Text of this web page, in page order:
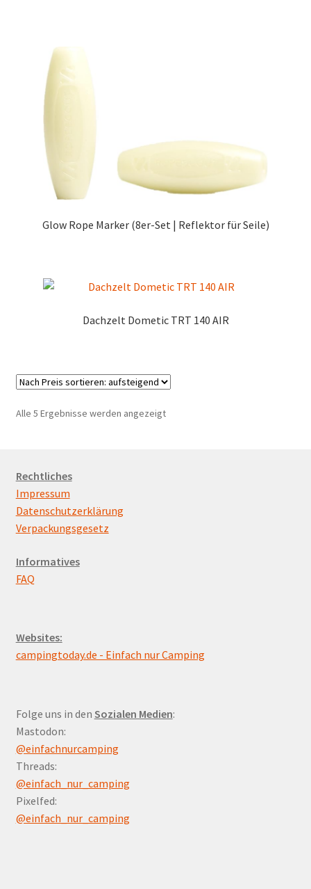
Glow Rope Marker (8er-Set | Reflektor für Seile)
Dachzelt Dometic TRT 140 AIR
Alle 5 Ergebnisse werden angezeigtNach
Rechtliches
Impressum
Datenschutzerklärung
Verpackungsgesetz
Informatives
FAQ
Websites:
campingtoday.de - Einfach nur Camping
Folge uns in den Sozialen Medien:
Mastodon:
@einfachnurcamping
Threads:
@einfach_nur_camping
Pixelfed:
@einfach_nur_camping